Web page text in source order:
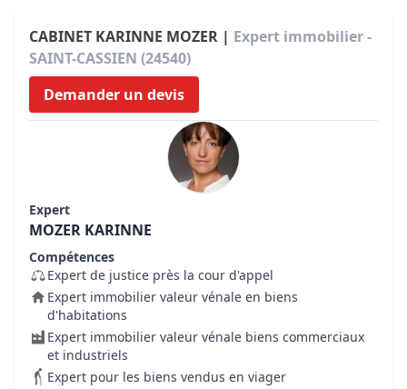
CABINET KARINNE MOZER | Expert immobilier -
SAINT-CASSIEN (24540)
Demander un devis
Expert
MOZER KARINNE
Compétences
Expert de justice près la cour d'appel
Expert immobilier valeur vénale en biens
d'habitations
Expert immobilier valeur vénale biens commerciaux
et industriels
Expert pour les biens vendus en viager